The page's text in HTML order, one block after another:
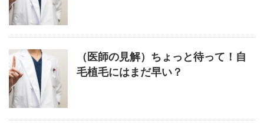
（医師の見解）ちょっと待って！自
毛植毛にはまだ早い？